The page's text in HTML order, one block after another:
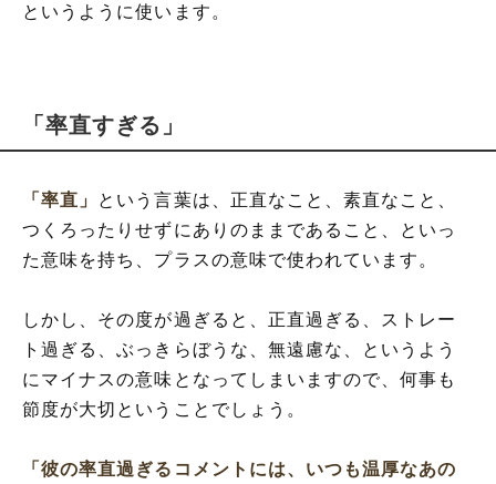
というように使います。
「率直すぎる」
「率直」
という言葉は、正直なこと、素直なこと、
つくろったりせずにありのままであること、といっ
た意味を持ち、プラスの意味で使われています。
しかし、その度が過ぎると、正直過ぎる、ストレー
ト過ぎる、ぶっきらぼうな、無遠慮な、というよう
にマイナスの意味となってしまいますので、何事も
節度が大切ということでしょう。
「彼の率直過ぎるコメントには、いつも温厚なあの